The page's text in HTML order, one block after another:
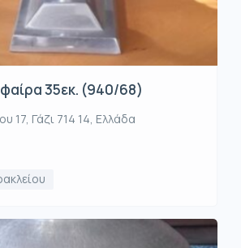
35εκ. (940/68)
17, Γάζι 714 14, Ελλάδα